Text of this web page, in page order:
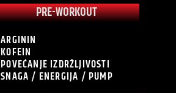
PRE-WORKOUT
ARGININ
KOFEIN
POVEĆANJE IZDRŽLJIVOSTI
SNAGA / ENERGIJA / PUMP